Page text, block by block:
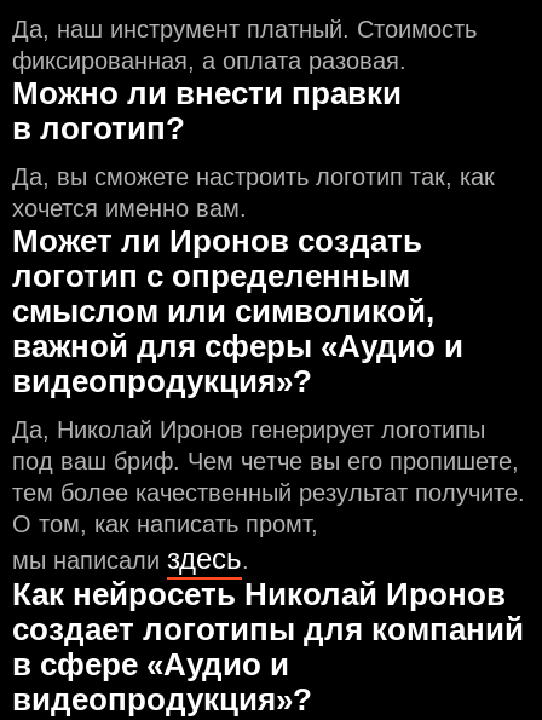
Да, наш инструмент платный. Стоимость
фиксированная, а оплата разовая.
Можно ли внести правки
в логотип?
Да, вы сможете настроить логотип так, как
хочется именно вам.
Может ли Иронов создать
логотип с определeнным
смыслом или символикой,
важной для сферы «Аудио и
видеопродукция»?
Да, Николай Иронов генерирует логотипы
под ваш бриф. Чем чeтче вы его пропишете,
тем более качественный результат получите.
О том, как написать промт,
мы написали здесь.
Как нейросеть Николай Иронов
создаeт логотипы для компаний
в сфере «Аудио и
видеопродукция»?